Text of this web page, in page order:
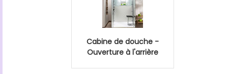
Cabine de douche -
Ouverture à l'arrière